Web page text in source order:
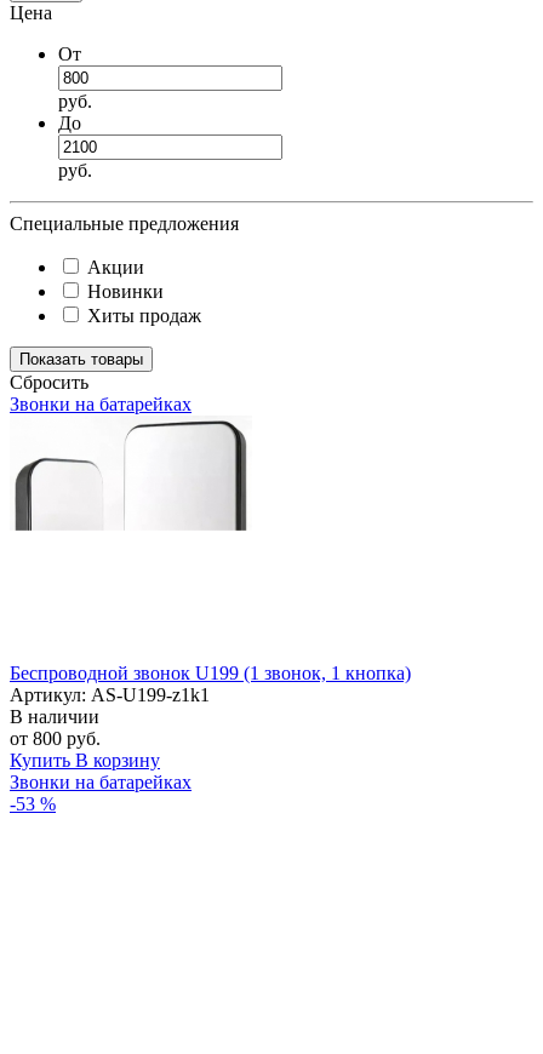
Цена
От
руб.
До
руб.
Специальные предложения
Акции
Новинки
Хиты продаж
Cбросить
Звонки на батарейках
Беспроводной звонок U199 (1 звонок, 1 кнопка)
Артикул: AS-U199-z1k1
В наличии
от 800 руб.
Купить В корзину
Звонки на батарейках
-53 %